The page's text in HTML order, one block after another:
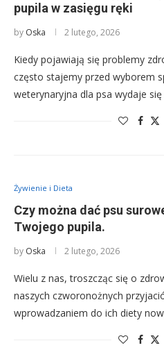
pupila w zasięgu ręki
by Oska 2 lutego, 2026
Kiedy pojawiają się problemy
często stajemy przed wyborem
weterynaryjna dla psa wydaje
Żywienie i Dieta
Czy można dać psu
Twojego pupila.
by Oska 2 lutego, 2026
Wielu z nas, troszcząc się o
naszych czworonożnych
wprowadzaniem do ich diety